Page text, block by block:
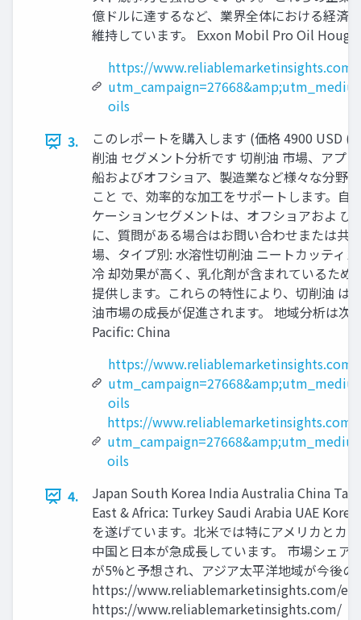
億ドルに達するなど、業界全体における経済
維持しています。 Exxon Mobil Pro Oil
https://www.reliablemarketinsights.com/
oils
3.
このレポートを購入します (価格 4900
削油 セグメント分析です 切削油 市場、アプ
船およびオフショア、製造業など様々な分野
こと で、効率的な加工をサポートします。
ケーションセグメントは、オフショアおよ
に、質問がある場合はお問い合わせまたは
場、タイプ別: 水溶性切削油 ニートカッティ
冷 却効果が高く、乳化剤が含まれているた
提供します。これらの特性により、切削油
油市場の成長が促進されます。 地域分析は
Pacific: China
https://www.reliablemarketinsights.com/
oils
https://
oils
4.
Japan South Korea India Australia China
East & Africa: Turkey Saudi Arabia UAE
を遂げています。北米では特にアメリカとカ
中国と日本が急成長しています。 市場シェ
が5%と予想され、アジア太平洋地域が今後
https://www.reliablemarketinsights.com/
https://www.reliablemarketinsights.com/